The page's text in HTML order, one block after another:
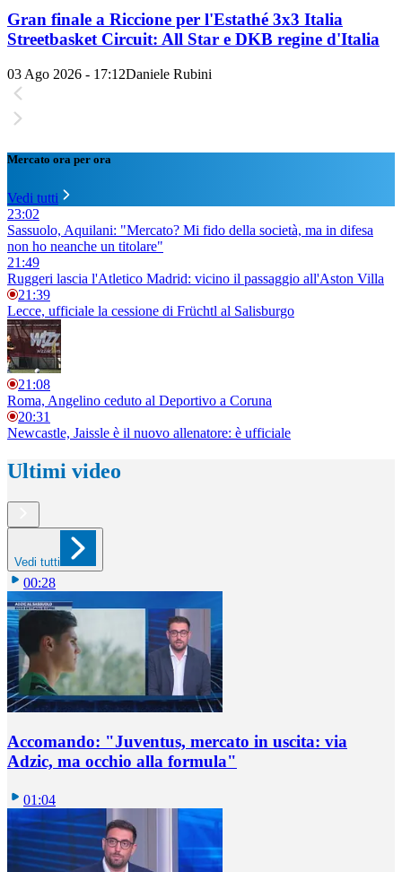
Gran finale a Riccione per l'Estathé 3x3 Italia
Streetbasket Circuit: All Star e DKB regine d'Italia
03 Ago 2026 - 17:12Daniele Rubini
Mercato ora per ora
Vedi tutti
23:02
Sassuolo, Aquilani: "Mercato? Mi fido della società, ma in difesa
non ho neanche un titolare"
21:49
Ruggeri lascia l'Atletico Madrid: vicino il passaggio all'Aston Villa
21:39
Lecce, ufficiale la cessione di Früchtl al Salisburgo
21:08
Roma, Angelino ceduto al Deportivo a Coruna
20:31
Newcastle, Jaissle è il nuovo allenatore: è ufficiale
Ultimi video
Vedi tutti
00:28
Accomando: "Juventus, mercato in uscita: via
Adzic, ma occhio alla formula"
01:04